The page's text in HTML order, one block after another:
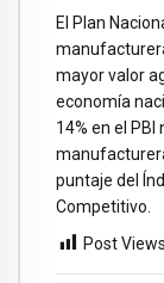
El Plan
mayor valor
economía
14% en el PBI
puntaje del
Competitivo.
Post